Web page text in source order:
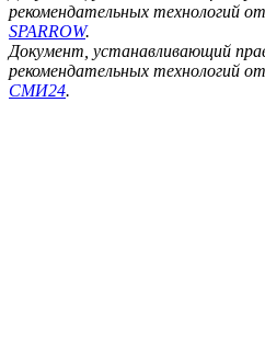
рекомендательных технологий
SPARROW.
Документ, устанавливающий
рекомендательных технологий
СМИ24.